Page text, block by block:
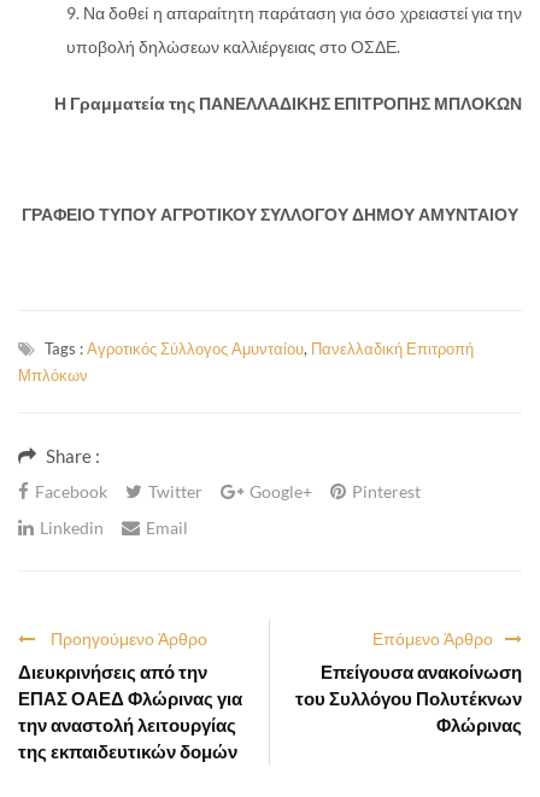
Να δοθεί η απαραίτητη παράταση για όσο χρειαστεί για την
υποβολή δηλώσεων καλλιέργειας στο ΟΣΔΕ.
Η Γραμματεία της ΠΑΝΕΛΛΑΔΙΚΗΣ ΕΠΙΤΡΟΠΗΣ ΜΠΛΟΚΩΝ
ΓΡΑΦΕΙΟ ΤΥΠΟΥ ΑΓΡΟΤΙΚΟΥ ΣΥΛΛΟΓΟΥ ΔΗΜΟΥ ΑΜΥΝΤΑΙΟΥ
Tags :Αγροτικός Σύλλογος Αμυνταίου, Πανελλαδική Επιτροπή
Μπλόκων
Share :
Facebook Twitter Google+
Pinterest
Linkedin
Email
Επόμενο Άρθρο
Επείγουσα ανακοίνωση
του Συλλόγου Πολυτέκνων
Φλώρινας
Προηγούμενο Άρθρο
Διευκρινήσεις από την
ΕΠΑΣ ΟΑΕΔ Φλώρινας για
την αναστολή λειτουργίας
της εκπαιδευτικών δομών